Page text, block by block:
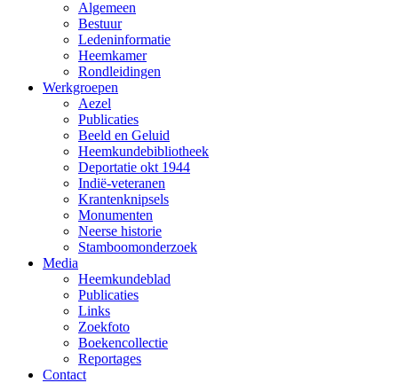
Algemeen
Bestuur
Ledeninformatie
Heemkamer
Rondleidingen
Werkgroepen
Aezel
Publicaties
Beeld en Geluid
Heemkundebibliotheek
Deportatie okt 1944
Indië-veteranen
Krantenknipsels
Monumenten
Neerse historie
Stamboomonderzoek
Media
Heemkundeblad
Publicaties
Links
Zoekfoto
Boekencollectie
Reportages
Contact